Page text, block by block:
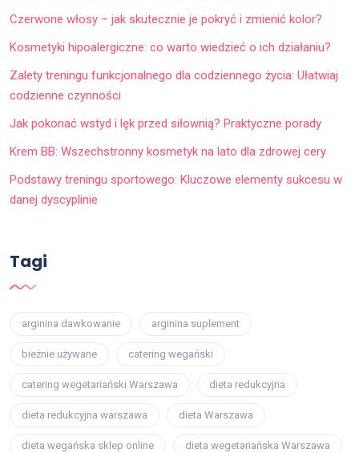
Czerwone włosy – jak skutecznie je pokryć i zmienić kolor?
Kosmetyki hipoalergiczne: co warto wiedzieć o ich działaniu?
Zalety treningu funkcjonalnego dla codziennego życia: Ułatwiaj
codzienne czynności
Jak pokonać wstyd i lęk przed siłownią? Praktyczne porady
Krem BB: Wszechstronny kosmetyk na lato dla zdrowej cery
Podstawy treningu sportowego: Kluczowe elementy sukcesu w
danej dyscyplinie
Tagi
arginina dawkowanie arginina suplement
bieżnie używane catering wegański
catering wegetariański Warszawa dieta redukcyjna
dieta redukcyjna warszawa dieta Warszawa
dieta wegańska sklep online dieta wegetariańska Warszawa